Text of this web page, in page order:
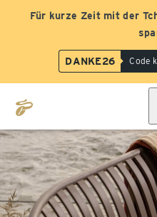
Für kurze Zeit mit der
DANKE26 Code